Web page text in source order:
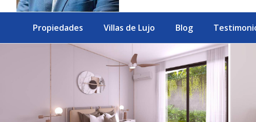
Propiedades Villas de Lujo Blog